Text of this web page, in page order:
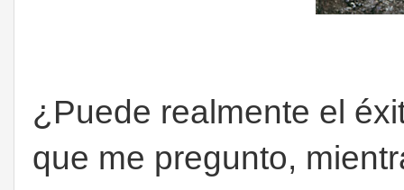
¿Puede realmente el
que me pregunto,